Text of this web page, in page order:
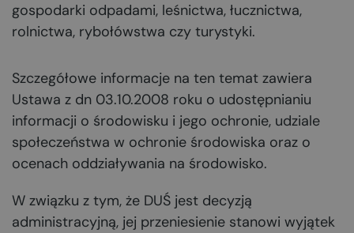
gospodarki odpadami, leśnictwa, łucznictwa,
rolnictwa, rybołówstwa czy turystyki.
Szczegółowe informacje na ten temat zawiera
Ustawa z dn 03.10.2008 roku o udostępnianiu
informacji o środowisku i jego ochronie, udziale
społeczeństwa w ochronie środowiska oraz o
ocenach oddziaływania na środowisko.
W związku z tym, że DUŚ jest decyzją
administracyjną, jej przeniesienie stanowi wyjątek